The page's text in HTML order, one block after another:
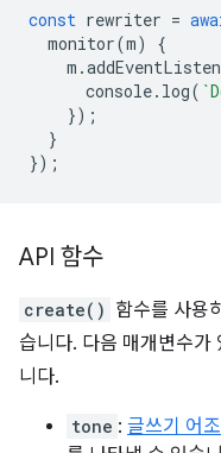
const rewriter =
monitor(m)
{
m .
console. log(
});
}
});
API 함수
create() 함수를 사용
습니다. 다음 매개변수가
니다.
tone : 글쓰기 어조